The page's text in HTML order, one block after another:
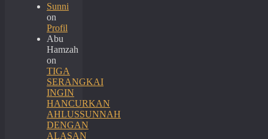
Sunni
on
Profil
Abu
Hamzah
on
TIGA
SERANGKAI
INGIN
HANCURKAN
AHLUSSUNNAH
DENGAN
ALASAN